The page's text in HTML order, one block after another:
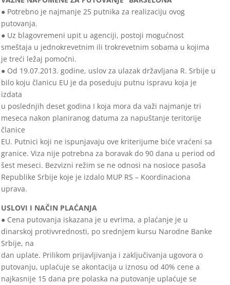
● Potrebno je najmanje 25 putnika za realizaciju ovog
putovanja.
● Uz blagovremeni upit u agenciji, postoji mogućnost
smeštaja u jednokrevetnim ili trokrevetnim sobama u kojima
je treći ležaj pomoćni.
● Od 19.07.2013. godine, uslov za ulazak državljana R. Srbije u
bilo koju članicu EU je da poseduju putnu ispravu koja je
izdata
u poslednjih deset godina I koja mora da važi najmanje tri
meseca nakon planiranog datuma za napuštanje teritorije
članice
EU. Putnici koji ne ispunjavaju ove kriterijume biće vraćeni sa
granice. Viza nije potrebna za boravak do 90 dana u period od
šest meseci. Bezvizni režim se ne odnosi na nosioce pasoša
Republike Srbije koje je izdalo MUP RS – Koordinaciona
uprava.
USLOVI I NAČIN PLAĆANJA
● Cena putovanja iskazana je u evrima, a plaćanje je u
dinarskoj protivvrednosti, po srednjem kursu Narodne Banke
Srbije, na
dan uplate. Prilikom prijavljivanja i zaključivanja ugovora o
putovanju, uplaćuje se akontacija u iznosu od 40% cene a
najkasnije 15 dana pre polaska na putovanje uplaćuje se